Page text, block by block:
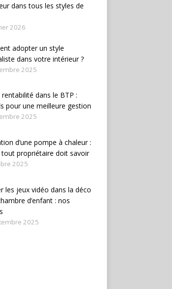
dans tous les styles de
2026
adopter un style
dans votre intérieur ?
2025
rentabilité dans le BTP :
pour une meilleure gestion
2025
d’une pompe à chaleur :
tout propriétaire doit savoir
2025
les jeux vidéo dans la déco
d’enfant : nos
2025